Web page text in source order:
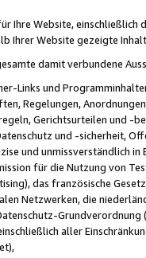
Ihre Website,
Ihrer Website gezeigte
damit verbundene
Links und
Regelungen,
Gerichtsurteilen und -
und -sicherheit,
und unmissverständlich
für die Nutzung von
das französische
Netzwerken, die
aller